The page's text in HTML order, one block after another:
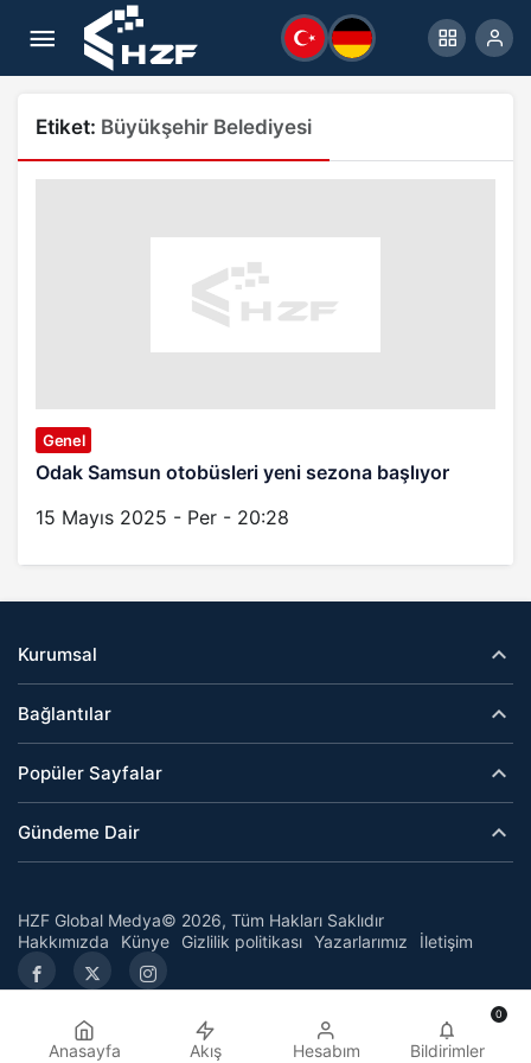
Etiket: Büyükşehir Belediyesi
Genel
Odak Samsun otobüsleri yeni sezona başlıyor
15 Mayıs 2025 - Per - 20:28
Kurumsal
Bağlantılar
Popüler Sayfalar
Gündeme Dair
HZF Global Medya© 2026, Tüm Hakları Saklıdır
Hakkımızda
Künye Gizlilik politikası Yazarlarımız İletişim
Anasayfa Akış Hesabım Bildirimler
0